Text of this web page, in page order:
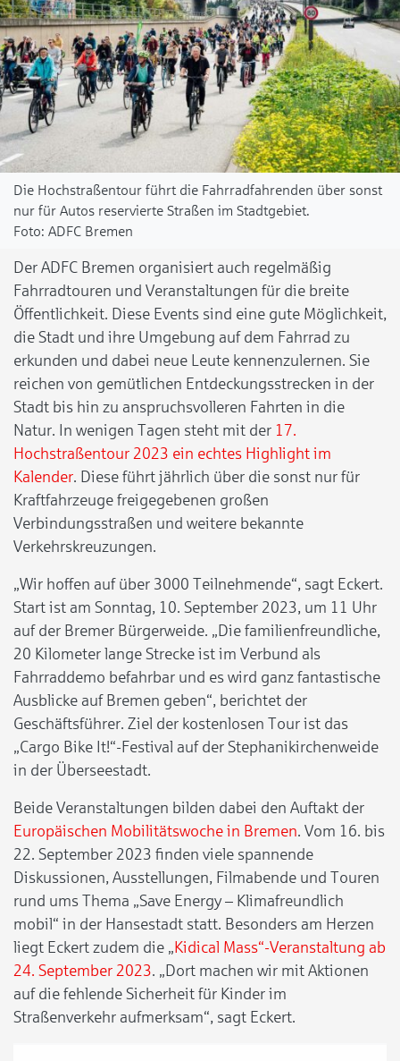
Die Hochstraßentour führt die Fahrradfahrenden über sonst
nur für Autos reservierte Straßen im Stadtgebiet.
ADFC Bremen
Der ADFC Bremen organisiert auch regelmäßig
Fahrradtouren und Veranstaltungen für die breite
Öffentlichkeit. Diese Events sind eine gute Möglichkeit,
die Stadt und ihre Umgebung auf dem Fahrrad zu
erkunden und dabei neue Leute kennenzulernen. Sie
reichen von gemütlichen Entdeckungsstrecken in der
Stadt bis hin zu anspruchsvolleren Fahrten in die
Natur. In wenigen Tagen steht mit der 17.
Hochstraßentour 2023 ein echtes Highlight im
Kalender. Diese führt jährlich über die sonst nur für
Kraftfahrzeuge freigegebenen großen
Verbindungsstraßen und weitere bekannte
Verkehrskreuzungen.
„Wir hoffen auf über 3000 Teilnehmende“, sagt Eckert.
Start ist am Sonntag, 10. September 2023, um 11 Uhr
auf der Bremer Bürgerweide. „Die familienfreundliche,
20 Kilometer lange Strecke ist im Verbund als
Fahrraddemo befahrbar und es wird ganz fantastische
Ausblicke auf Bremen geben“, berichtet der
Geschäftsführer. Ziel der kostenlosen Tour ist das
„Cargo Bike It!“-Festival auf der Stephanikirchenweide
in der Überseestadt.
Beide Veranstaltungen bilden dabei den Auftakt der
Europäischen Mobilitätswoche in Bremen. Vom 16. bis
22. September 2023 finden viele spannende
Diskussionen, Ausstellungen, Filmabende und Touren
rund ums Thema „Save Energy – Klimafreundlich
mobil“ in der Hansestadt statt. Besonders am Herzen
liegt Eckert zudem die „ Kidical Mass“-Veranstaltung ab
24. September 2023. „Dort machen wir mit Aktionen
auf die fehlende Sicherheit für Kinder im
Straßenverkehr aufmerksam“, sagt Eckert.